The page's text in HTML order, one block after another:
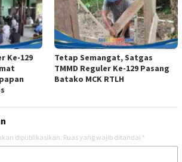
Ke-129
Tetap Semangat, Satgas
TMMD Reguler Ke-129 Pasang
Batako MCK RTLH
dipublikasikan. Ruas yang wajib ditandai *